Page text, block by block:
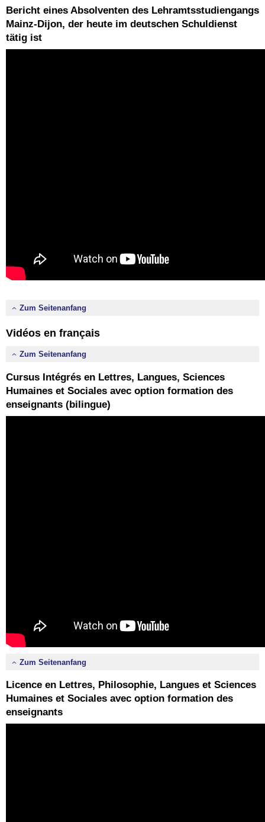
Bericht eines Absolventen des Lehramtsstudiengangs
Mainz-Dijon, der heute im deutschen Schuldienst
tätig ist
Zum Seitenanfang
Vidéos en français
Zum Seitenanfang
Cursus Intégrés en Lettres, Langues, Sciences
Humaines et Sociales avec option formation des
enseignants (bilingue)
Zum Seitenanfang
Licence en Lettres, Philosophie, Langues et Sciences
Humaines et Sociales avec option formation des
enseignants